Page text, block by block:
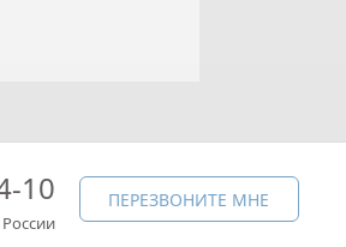
10 ПЕРЕЗВОНИТЕ МНЕ